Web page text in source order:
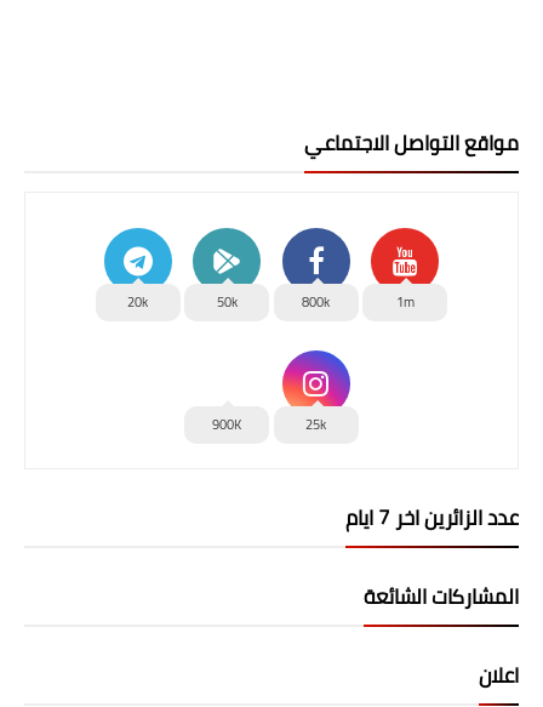
مواقع التواصل الاجتماعي
1m
800k
50k
20k
25k
900K
عدد الزائرين اخر 7 ايام
المشاركات الشائعة
اعلان